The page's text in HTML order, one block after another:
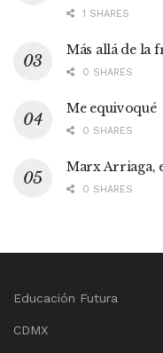
1 SHARES
Más allá de la
0 SHARES
Me equivoqué
0 SHARES
Marx Arriaga,
0 SHARES
Educación Futura
CDMX